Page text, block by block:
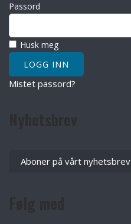
Passord
Husk meg
Mistet passord?
Aboner på vårt nyhetsbrev